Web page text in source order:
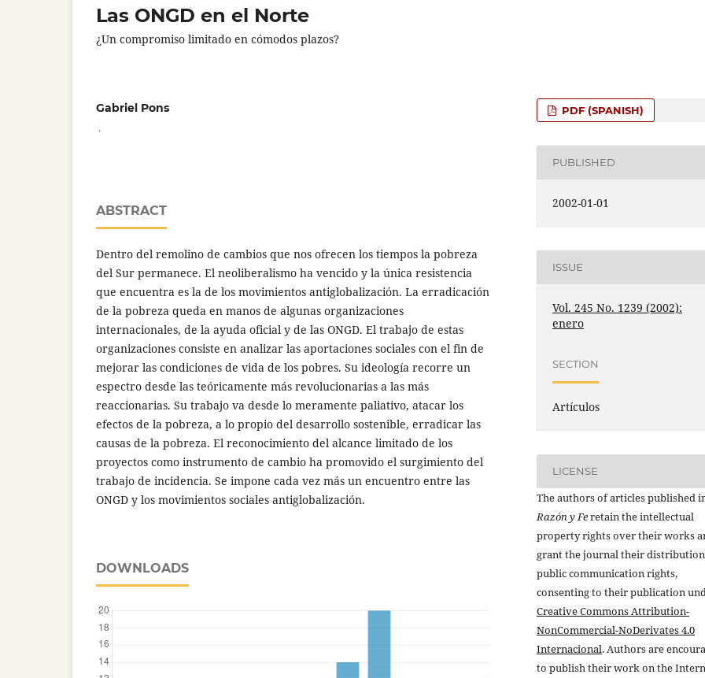
Las ONGD en el Norte
¿Un compromiso limitado en cómodos plazos?
Gabriel Pons
ABSTRACT
Dentro del remolino de cambios que nos ofrecen los tiempos la pobreza
del Sur permanece. El neoliberalismo ha vencido y la única resistencia
que encuentra es la de los movimientos antiglobalización. La erradicación
de la pobreza queda en manos de algunas organizaciones
internacionales, de la ayuda oficial y de las ONGD. El trabajo de estas
organizaciones consiste en analizar las aportaciones sociales con el fin de
mejorar las condiciones de vida de los pobres. Su ideología recorre un
espectro desde las teóricamente más revolucionarias a las más
reaccionarias. Su trabajo va desde lo meramente paliativo, atacar los
efectos de la pobreza, a lo propio del desarrollo sostenible, erradicar las
causas de la pobreza. El reconocimiento del alcance limitado de los
proyectos como instrumento de cambio ha promovido el surgimiento del
trabajo de incidencia. Se impone cada vez más un encuentro entre las
ONGD y los movimientos sociales antiglobalización.
DOWNLOADS
PDF (SPANISH)
PUBLISHED
2002-01-01
ISSUE
Vol. 245 No. 1239 (2002):
enero
SECTION
Artículos
LICENSE
The authors of articles published
Razón y Feretain the intellectual
property rights over their works
grant the journal their
public communication rights,
consenting to their publication
Creative Commons Attribution-
NonCommercial-NoDerivates 4.0
Internacional. Authors are
to publish their work on the